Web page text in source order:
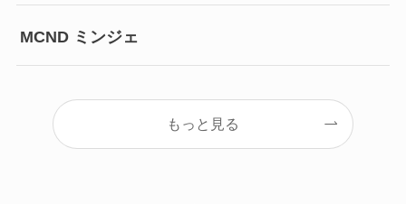
MCND ミンジェ
もっと見る